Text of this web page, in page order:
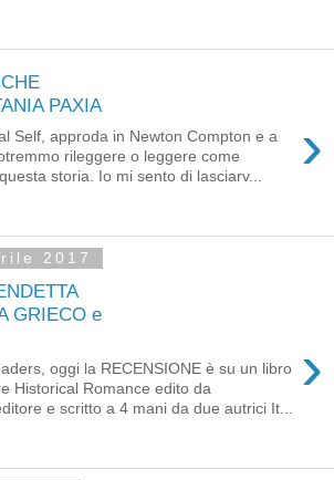
PAXIA
›
Self, approda in Newton Compton e a
rileggere o leggere come
storia. Io mi sento di lasciarv...
2017
GRIECO e
›
oggi la RECENSIONE è su un libro
Historical Romance edito da
e scritto a 4 mani da due autrici It...